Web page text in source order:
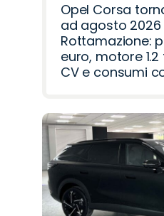
Opel Corsa
ad agosto 2026
Rottamazione:
euro, motore
CV e consumi